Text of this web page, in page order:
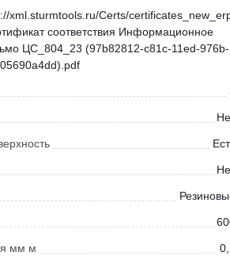
xml.sturmtools.ru/Certs/
соответствия Информационное
ЦС_804_23 (97b82812-c81c-11ed-976b-
мм м